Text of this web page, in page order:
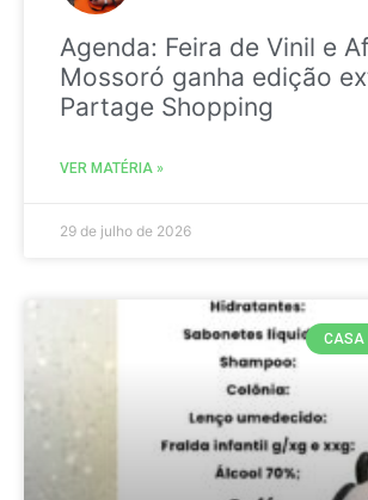
Agenda: Feira de Vinil e
Mossoró ganha edição
Partage Shopping
VER MATÉRIA »
29 de julho de 2026
CASA